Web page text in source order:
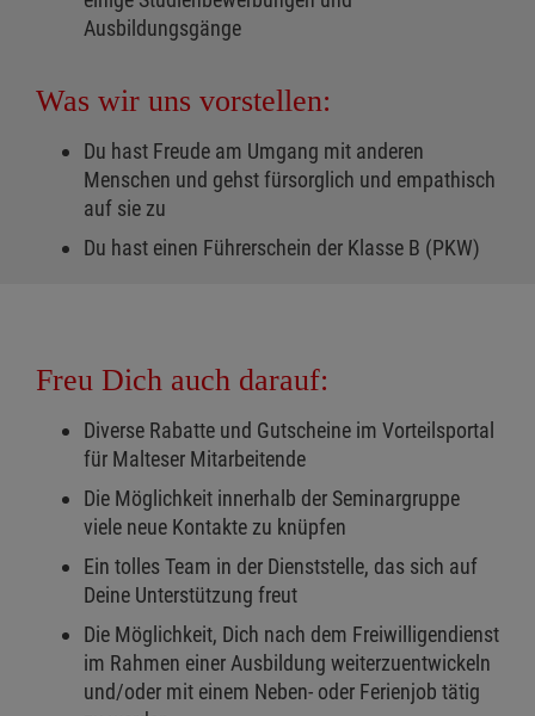
Ausbildungsgänge
Was wir uns vorstellen:
Du hast Freude am Umgang mit anderen
Menschen und gehst fürsorglich und empathisch
auf sie zu
Du hast einen Führerschein der Klasse B (PKW)
Freu Dich auch darauf:
Diverse Rabatte und Gutscheine im Vorteilsportal
für Malteser Mitarbeitende
Die Möglichkeit innerhalb der Seminargruppe
viele neue Kontakte zu knüpfen
Ein tolles Team in der Dienststelle, das sich auf
Deine Unterstützung freut
Die Möglichkeit, Dich nach dem Freiwilligendienst
im Rahmen einer Ausbildung weiterzuentwickeln
und/oder mit einem Neben- oder Ferienjob tätig